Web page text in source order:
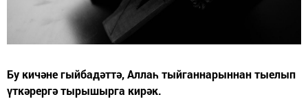
Бу кичәне гыйбадәттә, Аллаһ тыйганнарыннан тыелып
үткәрергә тырышырга кирәк.